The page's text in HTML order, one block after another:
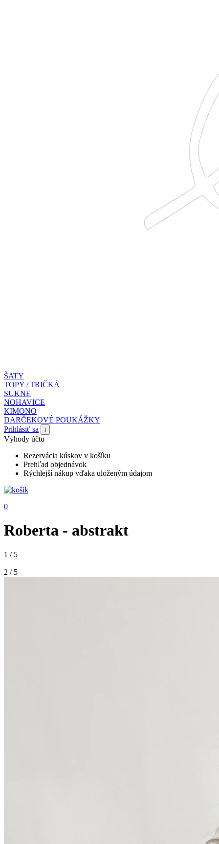
ŠATY
TOPY / TRIČKÁ
SUKNE
NOHAVICE
KIMONO
DARČEKOVÉ POUKÁŽKY
Prihlásiť sa
i
Výhody účtu
Rezervácia kúskov v košíku
Prehľad objednávok
Rýchlejší nákup vďaka uloženým údajom
0
Roberta - abstrakt
1 / 5
2 / 5